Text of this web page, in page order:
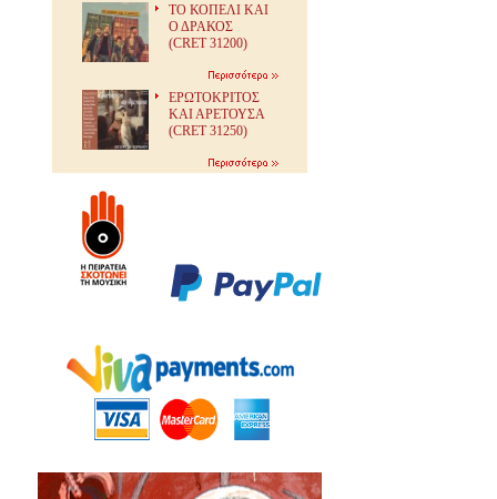
ΤΟ ΚΟΠΕΛΙ ΚΑΙ
Ο ΔΡΑΚΟΣ
(CRET 31200)
ΕΡΩΤΟΚΡΙΤΟΣ
ΚΑΙ ΑΡΕΤΟΥΣΑ
(CRET 31250)